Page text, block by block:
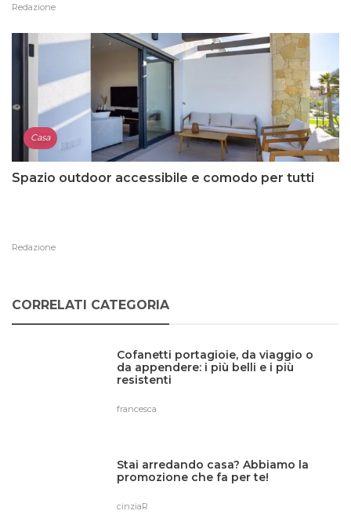
Redazione
Casa
Spazio outdoor accessibile e comodo per tutti
Redazione
CORRELATI CATEGORIA
Cofanetti portagioie, da viaggio o
da appendere: i più belli e i più
resistenti
francesca
Stai arredando casa? Abbiamo la
promozione che fa per te!
cinziaR